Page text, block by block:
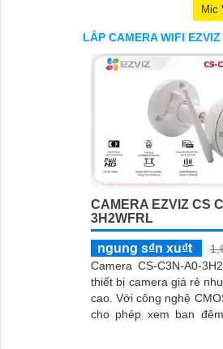
Mic
LẮP CAMERA WIFI
CAMERA EZVIZ CS
3H2WFRL
ngung s₫n xu₫t
Camera CS-C3N-A0-
thiết bị camera giá rẻ
cao. Với công nghệ CMOS, camera này
cho phép xem ban